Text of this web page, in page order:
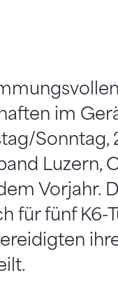
im
Sonntag,
Luzern,
Vorjahr.
für fünf K6-